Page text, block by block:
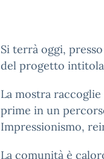
Si terrà oggi,
del progetto
La mostra
prime in un
Impressionismo,
La comunità è